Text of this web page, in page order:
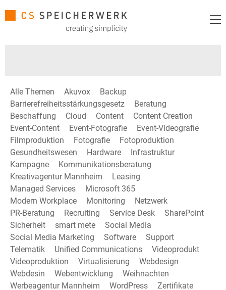
Alle Themen Akuvox
Backup
Barrierefreiheitsstärkungsgesetz
Beratung
Beschaffung
Cloud Content
Content Creation
Event-Content
Event-Fotografie
Event-Videografie
Filmproduktion
Fotografie
Fotoproduktion
Gesundheitswesen
Hardware
Infrastruktur
Kampagne
Kommunikationsberatung
Kreativagentur Mannheim
Leasing
Managed Services
Microsoft 365
Modern Workplace
Monitoring
Netzwerk
PR-Beratung
Recruiting Service Desk
SharePoint
Sicherheit
smart mete
Social Media
Social Media Marketing
Software
Support
Telematik
Unified Communications
Videoprodukt
Videoproduktion
Virtualisierung
Webdesign
Webdesin
Webentwicklung
Weihnachten
Werbeagentur Mannheim
WordPress
Zertifikate